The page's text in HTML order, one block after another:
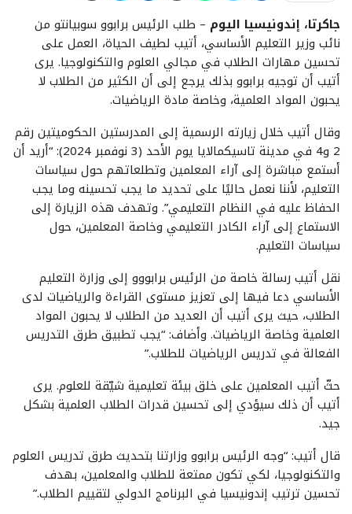
جاكرتا، إندونيسيا اليوم – طلب الرئيس برابوو سوبيانتو من
نائب وزير التعليم الأساسي، أتيب لطيف الحياة، العمل على
تحسين مهارات الطلاب في مجالي العلوم والتكنولوجيا. يرى
أتيب أن توجيه برابوو بذلك يرجع إلى أن الكثير من الطلاب لا
يحبون المواد العلمية، وخاصة مادة الرياضيات.
وقال أتيب خلال زيارته الرسمية إلى المدرستين الحكوميتين رقم
2 و4 في مدينة تاسيكمالايا يوم الأحد (3 نوفمبر 2024): “أريد أن
أستمع مباشرة إلى آراء المعلمين وتطلعاتهم حول سياسات
التعليم، لأننا نعمل حاليًا على تحديد ما يجب تحسينه وما يجب
الحفاظ عليه في النظام التعليمي”. وتهدف هذه الزيارة إلى
الاستماع إلى آراء الكادر التعليمي وخاصة المعلمين، حول
سياسات التعليم.
نقل أتيب رسالة خاصة من الرئيس برابووو إلى وزارة التعليم
الأساسي دعا فيها إلى تعزيز مستوى القراءة والرياضيات لدى
الطلاب، حيث يرى أتيب أن العديد من الطلاب لا يحبون المواد
العلمية وخاصة الرياضيات. وأضاف: “يجب تطبيق طرق التدريس
الفعالة في تدريس الرياضيات للطلاب.”
حثّ أتيب المعلمين على خلق بيئة تعليمية شيّقة للعلوم. يرى
أتيب أن ذلك سيؤدي إلى تحسين قدرات الطلاب العلمية بشكل
جيد.
قال أتيب: “وجه الرئيس برابوو وزارتنا بتحديث طرق تدريس العلوم
والتكنولوجيا، لكي تكون ممتعة للطلاب والمعلمين، بهدف
تحسين ترتيب إندونيسيا في البرنامج الدولي لتقييم الطلاب.”